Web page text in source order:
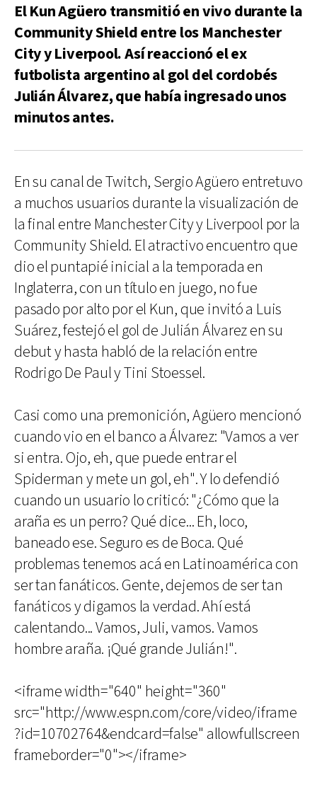
El Kun Agüero transmitió en vivo durante la
Community Shield entre los Manchester
City y Liverpool. Así reaccionó el ex
futbolista argentino al gol del cordobés
Julián Álvarez, que había ingresado unos
minutos antes.
En su canal de Twitch, Sergio Agüero entretuvo
a muchos usuarios durante la visualización de
la final entre Manchester City y Liverpool por la
Community Shield. El atractivo encuentro que
dio el puntapié inicial a la temporada en
Inglaterra, con un título en juego, no fue
pasado por alto por el Kun, que invitó a Luis
Suárez, festejó el gol de Julián Álvarez en su
debut y hasta habló de la relación entre
Rodrigo De Paul y Tini Stoessel.
Casi como una premonición, Agüero mencionó
cuando vio en el banco a Álvarez: "Vamos a ver
si entra. Ojo, eh, que puede entrar el
Spiderman y mete un gol, eh". Y lo defendió
cuando un usuario lo criticó: "¿Cómo que la
araña es un perro? Qué dice... Eh, loco,
baneado ese. Seguro es de Boca. Qué
problemas tenemos acá en Latinoamérica con
ser tan fanáticos. Gente, dejemos de ser tan
fanáticos y digamos la verdad. Ahí está
calentando... Vamos, Juli, vamos. Vamos
hombre araña. ¡Qué grande Julián!".
<iframe width="640" height="360"
src="http://www.espn.com/core/video/iframe
?id=10702764&endcard=false" allowfullscreen
frameborder="0"></iframe>